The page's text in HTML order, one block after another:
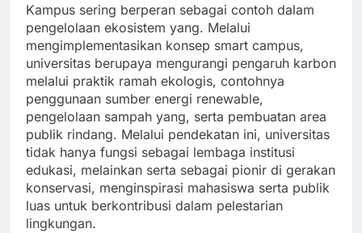
Kampus sering berperan sebagai contoh dalam
pengelolaan ekosistem yang. Melalui
mengimplementasikan konsep smart campus,
universitas berupaya mengurangi pengaruh karbon
melalui praktik ramah ekologis, contohnya
penggunaan sumber energi renewable,
pengelolaan sampah yang, serta pembuatan area
publik rindang. Melalui pendekatan ini, universitas
tidak hanya fungsi sebagai lembaga institusi
edukasi, melainkan serta sebagai pionir di gerakan
konservasi, menginspirasi mahasiswa serta publik
luas untuk berkontribusi dalam pelestarian
lingkungan.